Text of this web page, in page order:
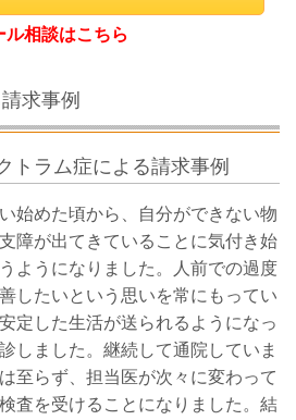
相談はこちら
求事例
トラム症による請求事例
始めた頃から、自分ができない物
障が出てきていることに気付き始
ようになりました。人前での過度
したいという思いを常にもってい
定した生活が送られるようになっ
しました。継続して通院していま
至らず、担当医が次々に変わって
査を受けることになりました。結